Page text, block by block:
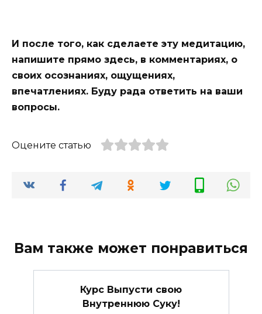
И после того, как сделаете эту медитацию,
напишите прямо здесь, в комментариях, о
своих осознаниях, ощущениях,
впечатлениях. Буду рада ответить на ваши
вопросы.
Оцените статью
Вам также может понравиться
Курс Выпусти свою
Внутреннюю Суку!